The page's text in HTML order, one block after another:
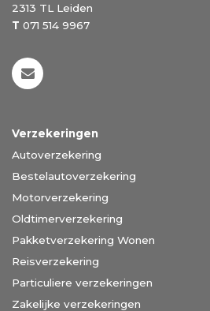
2313 TL Leiden
T 071 514 9967
Verzekeringen
Autoverzekering
Bestelautoverzekering
Motorverzekering
Oldtimerverzekering
Pakketverzekering Wonen
Reisverzekering
Particuliere verzekeringen
Zakelijke verzekeringen